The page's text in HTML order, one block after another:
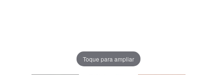
Toque para ampliar